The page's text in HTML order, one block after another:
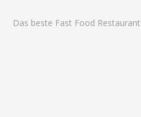
Das beste Fast Food Restaurant